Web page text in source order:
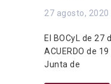
27 agosto, 2020
El BOCyL de 27
ACUERDO de
Junta de